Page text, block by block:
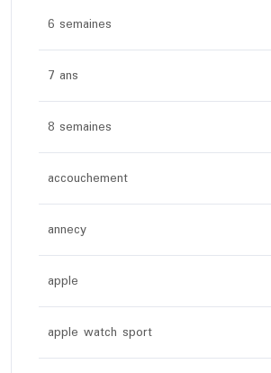
6 semaines
7 ans
8 semaines
accouchement
annecy
apple
apple watch sport